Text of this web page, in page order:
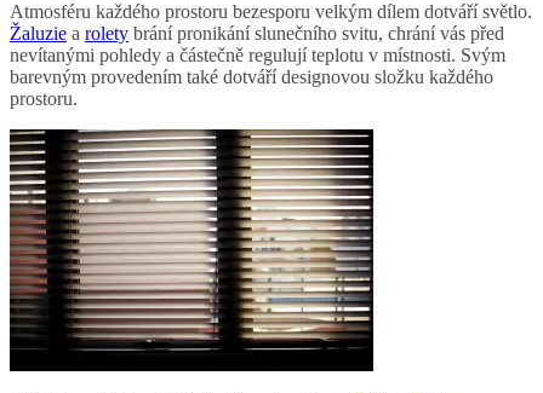
Atmosféru každého prostoru bezesporu velkým dílem dotváří světlo.
Žaluzie a rolety brání pronikání slunečního svitu, chrání vás před
nevítanými pohledy a částečně regulují teplotu v místnosti. Svým
barevným provedením také dotváří designovou složku každého
prostoru.